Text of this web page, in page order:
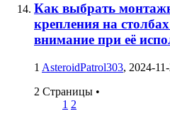
Как выбрать
крепления на
внимание при её
1 AsteroidPatrol303, 2024-
2 Страницы •
1 2